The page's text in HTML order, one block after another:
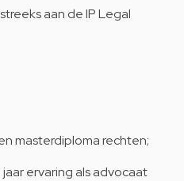
aan de IP Legal
masterdiploma rechten;
ervaring als advocaat